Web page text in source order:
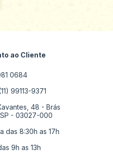
ao Cliente
0684
99113-9371
48 - Brás
- 03027-000
das 8:30h as 17h
9h as 13h